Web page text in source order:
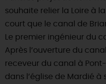
souhaite relier la Loire à
court que le canal de
Le premier ingénieur du
Après l’ouverture du
receveur du canal à
dans l’église de Mardié à